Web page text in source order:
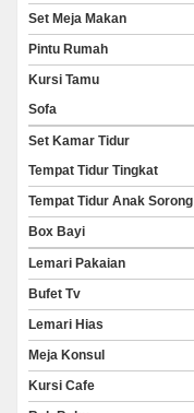
Set Meja Makan
Pintu Rumah
Kursi Tamu
Sofa
Set Kamar Tidur
Tempat Tidur Tingkat
Tempat Tidur Anak Sorong
Box Bayi
Lemari Pakaian
Bufet Tv
Lemari Hias
Meja Konsul
Kursi Cafe